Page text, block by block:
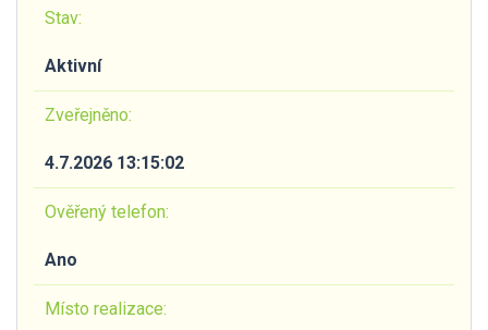
Stav:
Aktivní
Zveřejněno:
4.7.2026 13:15:02
Ověřený telefon:
Ano
Místo realizace: